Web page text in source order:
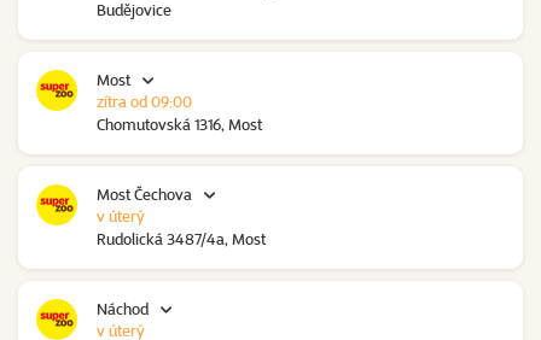
Budějovice
Most
Chomutovská 1316, Most
zítra od 09:00
Most Čechova
Rudolická 3487/4a, Most
v úterý
Náchod
v úterý